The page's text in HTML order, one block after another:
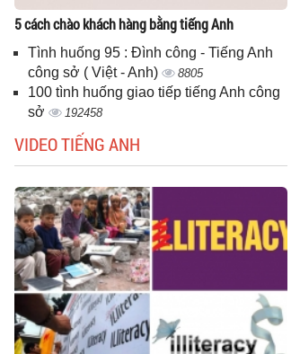
5 cách chào khách hàng bằng tiếng Anh
Tình huống 95 : Đình công - Tiếng Anh
công sở ( Việt - Anh)
8805
100 tình huống giao tiếp tiếng Anh công
sở
192458
VIDEO TIẾNG ANH